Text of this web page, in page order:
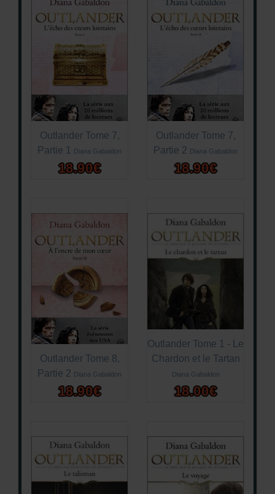
Outlander Tome 7,
Partie 1
Diana Gabaldon
18.90€
Outlander Tome 7,
Partie 2 Diana Gabaldon
18.90€
Outlander Tome 8,
Partie 2 Diana Gabaldon
18.90€
Outlander Tome 1 - Le
Chardon et le Tartan
Diana Gabaldon
18.00€